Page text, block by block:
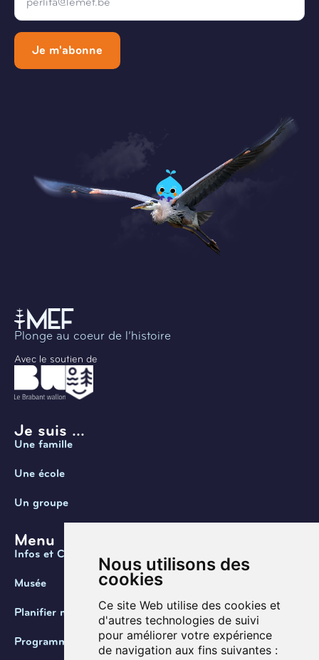
Nous utilisons des
cookies
Ce site Web utilise des cookies et
d'autres technologies de suivi
pour améliorer votre expérience
de navigation aux fins suivantes :
Je m'abonne
Plonge au coeur de l’histoire
Avec le soutien de
Je suis ...
Une famille
Une école
Un groupe
Menu
Infos et Contact
Musée
Planifier ma visite
Programmation